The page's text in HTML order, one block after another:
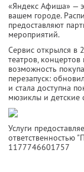
«Яндекс Афиша» —
вашем городе.
предоставляют
мероприятий.
Сервис открылся в
театров,
возможность
перезапуск:
и стала доступна
мюзиклы и детские
Услуги
ответственностью
1177746601757